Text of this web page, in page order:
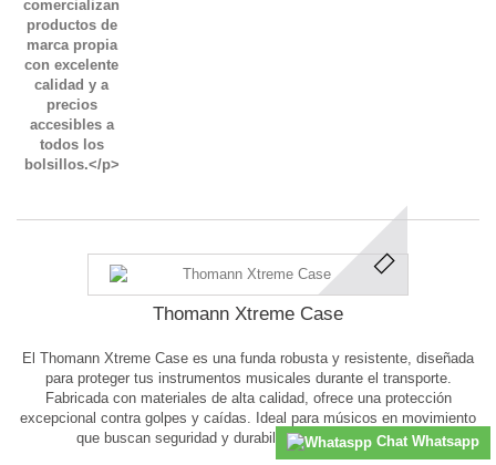
Thomann Xtreme Case
El Thomann Xtreme Case es una funda robusta y resistente, diseñada
para proteger tus instrumentos musicales durante el transporte.
Fabricada con materiales de alta calidad, ofrece una protección
excepcional contra golpes y caídas. Ideal para músicos en movimiento
que buscan seguridad y durabilidad para sus equipos.Chat Whatsapp